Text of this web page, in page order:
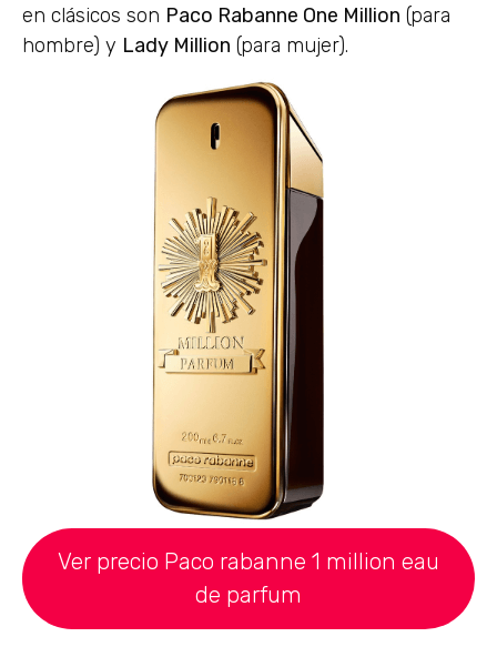
en clásicos son Paco Rabanne One Million (para
hombre) y Lady Million (para mujer).
Ver precio Paco rabanne 1 million eau
de parfum